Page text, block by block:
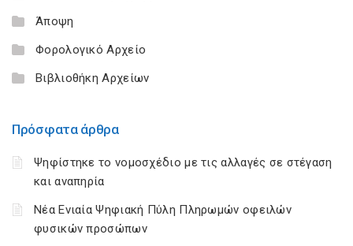
Άποψη
Φορολογικό Αρχείο
Βιβλιοθήκη Αρχείων
Πρόσφατα άρθρα
Ψηφίστηκε το νομοσχέδιο με τις αλλαγές σε στέγαση
και αναπηρία
Νέα Ενιαία Ψηφιακή Πύλη Πληρωμών οφειλών
φυσικών προσώπων